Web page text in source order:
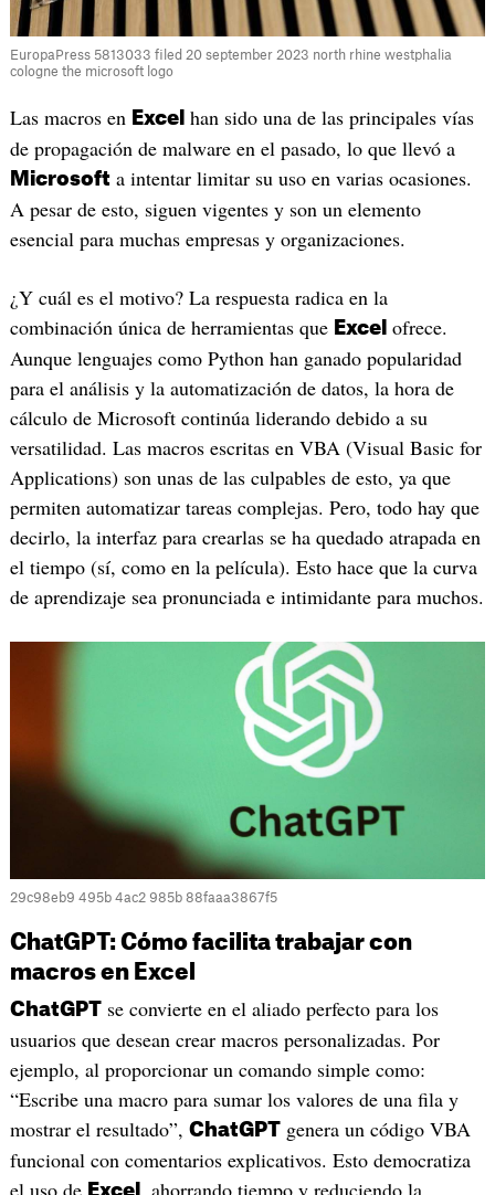
EuropaPress 5813033 filed 20 september 2023 north rhine westphalia
cologne the microsoft logo
Las macros en Excel han sido una de las principales vías
de propagación de malware en el pasado, lo que llevó a
Microsofta intentar limitar su uso en varias ocasiones.
A pesar de esto, siguen vigentes y son un elemento
esencial para muchas empresas y organizaciones.
¿Y cuál es el motivo? La respuesta radica en la
combinación única de herramientas que Excel ofrece.
Aunque lenguajes como Python han ganado popularidad
para el análisis y la automatización de datos, la hora de
cálculo de Microsoft continúa liderando debido a su
versatilidad. Las macros escritas en VBA (Visual Basic for
Applications) son unas de las culpables de esto, ya que
permiten automatizar tareas complejas. Pero, todo hay que
decirlo, la interfaz para crearlas se ha quedado atrapada en
el tiempo (sí, como en la película). Esto hace que la curva
de aprendizaje sea pronunciada e intimidante para muchos.
29c98eb9 495b 4ac2 985b 88faaa3867f5
ChatGPT: Cómo facilita trabajar con
macros en Excel
ChatGPTse convierte en el aliado perfecto para los
usuarios que desean crear macros personalizadas. Por
ejemplo, al proporcionar un comando simple como:
“Escribe una macro para sumar los valores de una fila y
mostrar el resultado”, ChatGPTgenera un código VBA
funcional con comentarios explicativos. Esto democratiza